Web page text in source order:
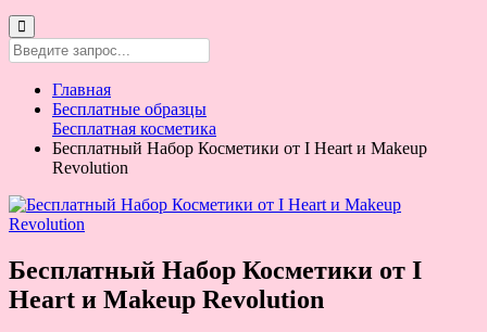
Главная
Бесплатные образцы
Бесплатная косметика
Бесплатный Набор Косметики от I Heart и Makeup
Revolution
Бесплатный Набор Косметики от I
Heart и Makeup Revolution